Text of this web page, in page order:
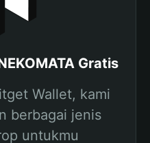
Gratis
Wallet, kami
berbagai jenis
untukmu